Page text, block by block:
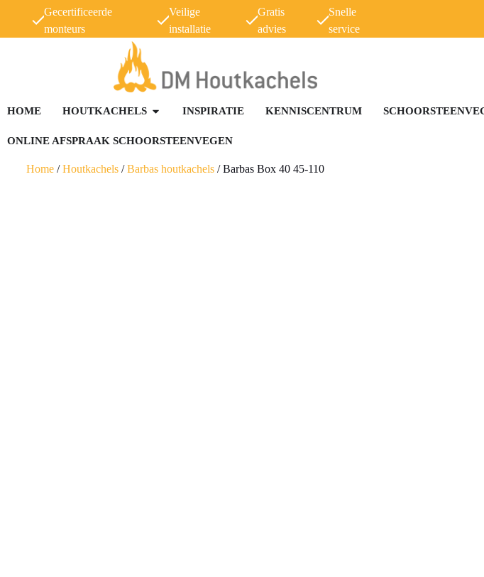
Gecertificeerde
monteurs
Veilige
installatie
Gratis
advies
Snelle
service
HOME HOUTKACHELS INSPIRATIE KENNISCENTRUM
ONLINE AFSPRAAK SCHOORSTEENVEGEN
Home /Houtkachels /Barbas houtkachels /Barbas Box 40 45-110